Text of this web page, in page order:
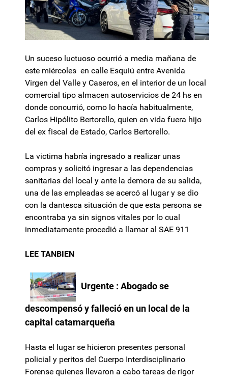
Un suceso luctuoso ocurrió a media mañana de
este miércoles en calle Esquiú entre Avenida
Virgen del Valle y Caseros, en el interior de un local
comercial tipo almacen autoservicios de 24 hs en
donde concurrió, como lo hacía habitualmente,
Carlos Hipólito Bertorello, quien en vida fuera hijo
del ex fiscal de Estado, Carlos Bertorello.
La victima habría ingresado a realizar unas
compras y solicitó ingresar a las dependencias
sanitarias del local y ante la demora de su salida,
una de las empleadas se acercó al lugar y se dio
con la dantesca situación de que esta persona se
encontraba ya sin signos vitales por lo cual
inmediatamente procedió a llamar al SAE 911
LEE TANBIEN
Urgente : Abogado se
descompensó y falleció en un local de la
capital catamarqueña
Hasta el lugar se hicieron presentes personal
policial y peritos del Cuerpo Interdisciplinario
Forense quienes llevaron a cabo tareas de rigor